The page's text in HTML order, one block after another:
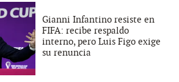
Gianni Infantino resiste en
FIFA: recibe respaldo
interno, pero Luis Figo exige
su renuncia